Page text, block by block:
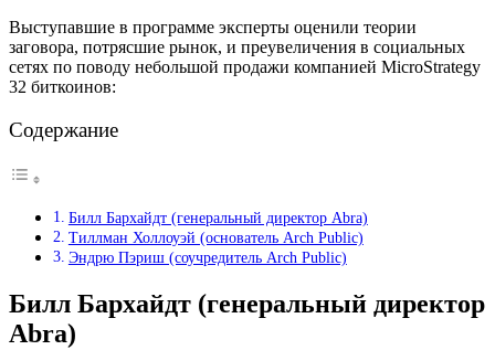
Выступавшие в программе эксперты оценили теории
заговора, потрясшие рынок, и преувеличения в социальных
сетях по поводу небольшой продажи компанией MicroStrategy
32 биткоинов:
Содержание
Билл Бархайдт (генеральный директор Abra)
Тиллман Холлоуэй (основатель Arch Public)
Эндрю Пэриш (соучредитель Arch Public)
Билл Бархайдт (генеральный директор
Abra)